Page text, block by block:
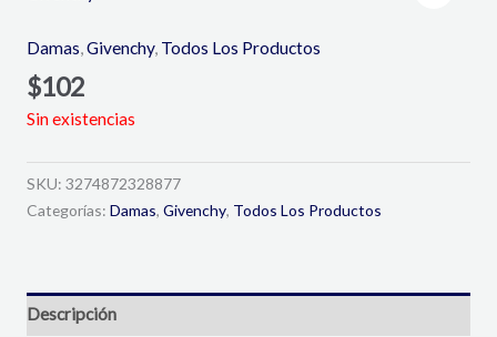
Damas Givenchy, Todos Los Productos
$102
Sin existencias
SKU: 3274872328877
Categorías: Damas, Givenchy, Todos Los Productos
Descripción